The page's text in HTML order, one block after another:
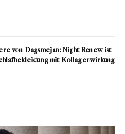
von Dagsmejan: Night Renew ist
mit Kollagenwirkung